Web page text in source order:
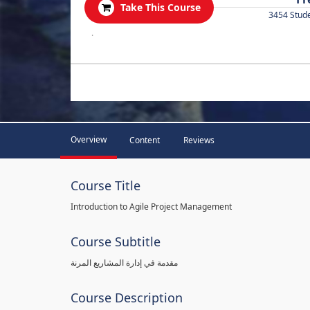
Take This Course
3454
.
Overview Content Reviews
Course Title
Introduction to Agile Project Management
Course Subtitle
مقدمة في إدارة المشاريع المرنة
Course Description